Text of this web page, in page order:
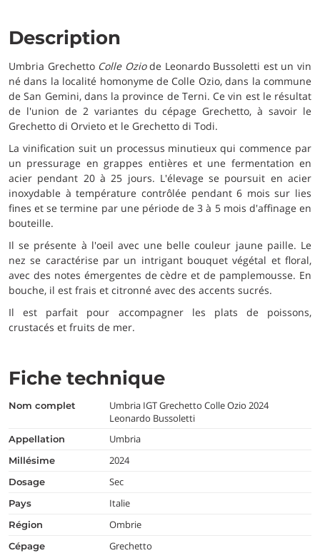
Description
Umbria Grechetto Colle Oziode Leonardo Bussoletti est un vin
né dans la localité homonyme de Colle Ozio, dans la commune
de San Gemini, dans la province de Terni. Ce vin est le résultat
de l'union de 2 variantes du cépage Grechetto, à savoir le
Grechetto di Orvieto et le Grechetto di Todi.
La vinification suit un processus minutieux qui commence par
un pressurage en grappes entières et une fermentation en
acier pendant 20 à 25 jours. L'élevage se poursuit en acier
inoxydable à température contrôlée pendant 6 mois sur lies
fines et se termine par une période de 3 à 5 mois d'affinage en
bouteille.
Il se présente à l'oeil avec une belle couleur jaune paille. Le
nez se caractérise par un intrigant bouquet végétal et floral,
avec des notes émergentes de cèdre et de pamplemousse. En
bouche, il est frais et citronné avec des accents sucrés.
Il est parfait pour accompagner les plats de poissons,
crustacés et fruits de mer.
Fiche technique
nom complet
Umbria IGT Grechetto Colle Ozio 2024
Leonardo Bussoletti
appellation Umbria
millésime 2024
dosage Sec
pays Italie
région Ombrie
cépage Grechetto